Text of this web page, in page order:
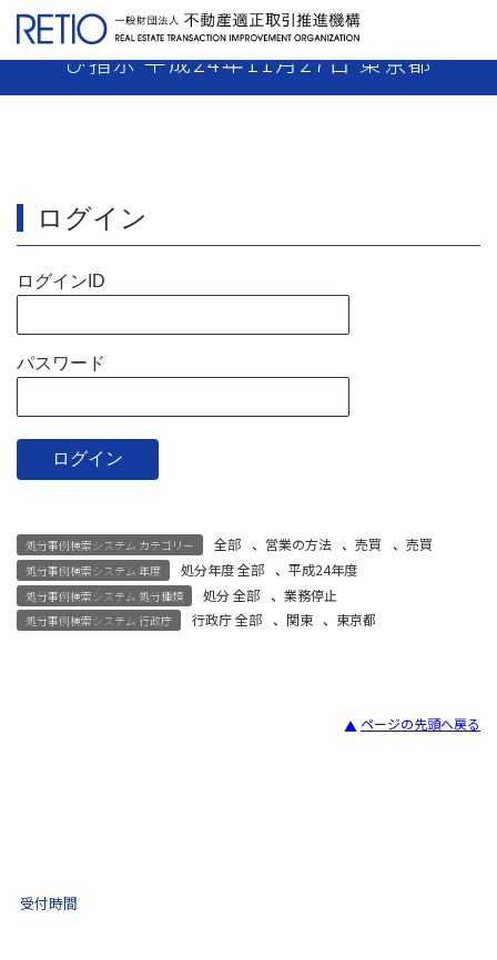
【24-53】売主業者 業務停止120日及
び指示 平成24年11月27日 東京都
ログイン
ログインID
パスワード
処分事例検索システム カテゴリー 全部 、 営業の方法 、売買 、 売買
処分事例検索システム 年度 処分年度 全部 、 平成24年度
処分事例検索システム 処分種類 処分 全部 、 業務停止
処分事例検索システム 行政庁 行政庁 全部 、 関東 、 東京都
ページの先頭へ戻る
受付時間